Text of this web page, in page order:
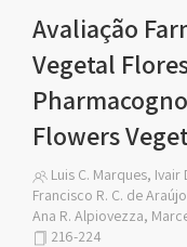
Avaliação
Vegetal
Flowers
Luis C. Marques,
Francisco R. C. de
Ana R. Alpiovezza,
216-224